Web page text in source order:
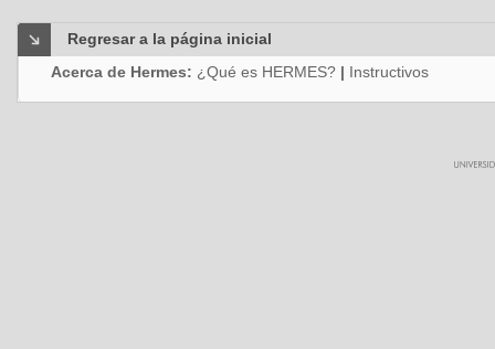
Regresar a la página inicial
Acerca de Hermes: ¿Qué es HERMES? | Instructivos